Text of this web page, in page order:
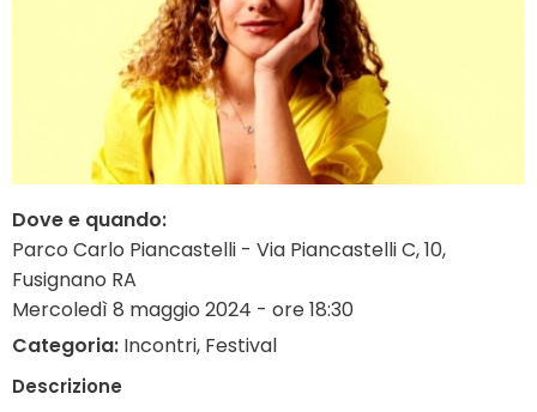
Dove e quando:
Parco Carlo Piancastelli - Via Piancastelli C, 10,
Fusignano RA
Mercoledì 8 maggio 2024 - ore 18:30
Categoria: Incontri, Festival
Descrizione